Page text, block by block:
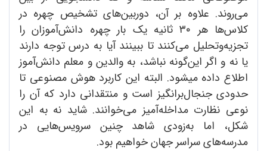
می‌روند. علاوه بر آن، دوربین‌های تشخیص چهره در
کلاس‌ها هر ۳۰ ثانیه یک بار چهره دانش‌آموزان را
تجزیه‌وتحلیل می‌کنند تا ببینند آیا به درس توجه دارند
یا نه و اگر این‌گونه نباشد، به والدین و معلم دانش‌آموز
اطلاع داده می‎شود. البته این کاربرد هوش مصنوعی تا
حدودی جنجال‌برانگیز است و منتقدانی دارد که آن را
نوعی نظارت مداخله‌آمیز می‌خوانند. شاید نه به این
شکل، اما به‌زودی شاهد چنین سرویس‌هایی در
مدرسه‌های سراسر جهان خواهیم بود.